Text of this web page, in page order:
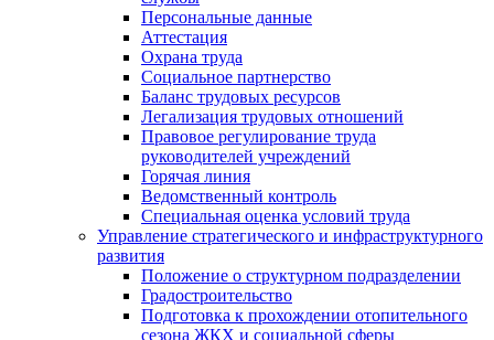
Персональные данные
Аттестация
Охрана труда
Социальное партнерство
Баланс трудовых ресурсов
Легализация трудовых отношений
Правовое регулирование труда
руководителей учреждений
Горячая линия
Ведомственный контроль
Специальная оценка условий труда
Управление стратегического и инфраструктурного
развития
Положение о структурном подразделении
Градостроительство
Подготовка к прохождении отопительного
сезона ЖКХ и социальной сферы